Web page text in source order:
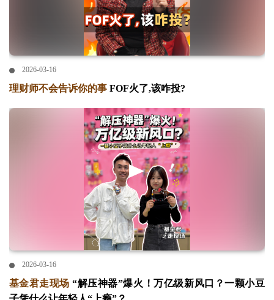
2026-03-16
理财师不会告诉你的事 FOF火了,该咋投?
2026-03-16
基金君走现场 “解压神器”爆火！万亿级新风口？一颗小豆